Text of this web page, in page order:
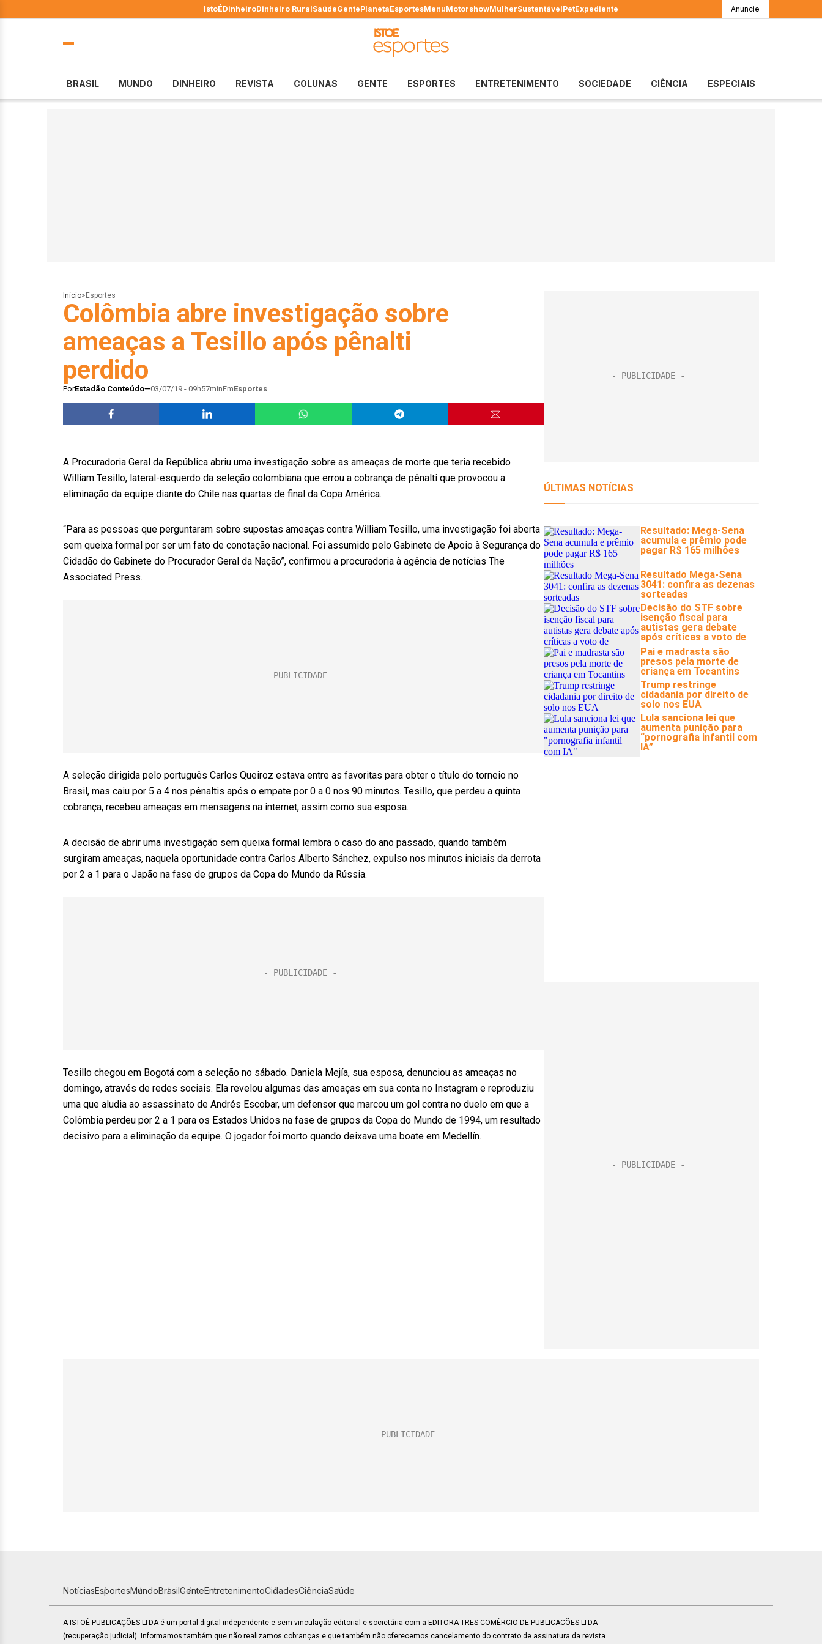
IstoÉDinheiroDinheiro RuralSaúdeGentePlanetaEsportesMenuMotorshowMulherSustentávelPetExpediente Anuncie
BRASIL MUNDO DINHEIRO REVISTA COLUNAS GENTE ESPORTES ENTRETENIMENTO SOCIEDADE CIÊNCIA ESPECIAIS
Início> Esportes
Colômbia abre investigação sobre
ameaças a Tesillo após pênalti
perdido
PorEstadão Conteúdo 03/07/19 - 09h57minEmEsportes
A Procuradoria Geral da República abriu uma investigação sobre as ameaças de morte que teria recebido
William Tesillo, lateral-esquerdo da seleção colombiana que errou a cobrança de pênalti que provocou a
eliminação da equipe diante do Chile nas quartas de final da Copa América.
“Para as pessoas que perguntaram sobre supostas ameaças contra William Tesillo, uma investigação foi aberta
sem queixa formal por ser um fato de conotação nacional. Foi assumido pelo Gabinete de Apoio à Segurança do
Cidadão do Gabinete do Procurador Geral da Nação”, confirmou a procuradoria à agência de notícias The
Associated Press.
A seleção dirigida pelo português Carlos Queiroz estava entre as favoritas para obter o título do torneio no
Brasil, mas caiu por 5 a 4 nos pênaltis após o empate por 0 a 0 nos 90 minutos. Tesillo, que perdeu a quinta
cobrança, recebeu ameaças em mensagens na internet, assim como sua esposa.
A decisão de abrir uma investigação sem queixa formal lembra o caso do ano passado, quando também
surgiram ameaças, naquela oportunidade contra Carlos Alberto Sánchez, expulso nos minutos iniciais da derrota
por 2 a 1 para o Japão na fase de grupos da Copa do Mundo da Rússia.
Tesillo chegou em Bogotá com a seleção no sábado. Daniela Mejía, sua esposa, denunciou as ameaças no
domingo, através de redes sociais. Ela revelou algumas das ameaças em sua conta no Instagram e reproduziu
uma que aludia ao assassinato de Andrés Escobar, um defensor que marcou um gol contra no duelo em que a
Colômbia perdeu por 2 a 1 para os Estados Unidos na fase de grupos da Copa do Mundo de 1994, um resultado
decisivo para a eliminação da equipe. O jogador foi morto quando deixava uma boate em Medellín.
NotíciasEsportesMundoBrasilGenteEntretenimentoCidadesCiênciaSaúde
A ISTOÉ PUBLICAÇÕES LTDA é um portal digital independente e sem vinculação editorial e societária com a EDITORA TRES COMÉRCIO DE PUBLICACÕES LTDA
(recuperação judicial). Informamos também que não realizamos cobranças e que também não oferecemos cancelamento do contrato de assinatura da revista